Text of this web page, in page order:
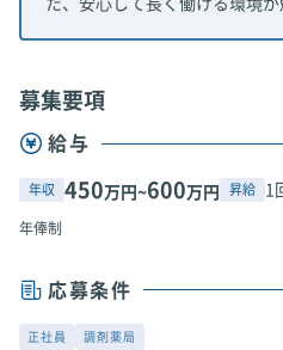
た、安心して長く働ける環境が
募集要項
給与
年収 450万円~600万円 昇給 1
年俸制
応募条件
正社員 調剤薬局